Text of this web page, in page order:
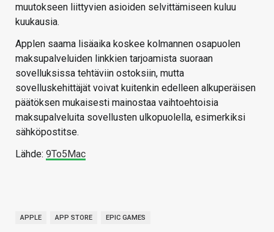
muutokseen liittyvien asioiden selvittämiseen kuluu
kuukausia.
Applen saama lisäaika koskee kolmannen osapuolen
maksupalveluiden linkkien tarjoamista suoraan
sovelluksissa tehtäviin ostoksiin, mutta
sovelluskehittäjät voivat kuitenkin edelleen alkuperäisen
päätöksen mukaisesti mainostaa vaihtoehtoisia
maksupalveluita sovellusten ulkopuolella, esimerkiksi
sähköpostitse.
Lähde: 9To5Mac
APPLE APP STORE EPIC GAMES